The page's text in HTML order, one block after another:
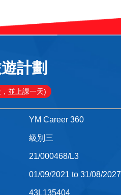
計劃
並上課一天)
YM Career 360
級別三
21/000468/L3
01/09/2021 to 31/08/2027
43L135404